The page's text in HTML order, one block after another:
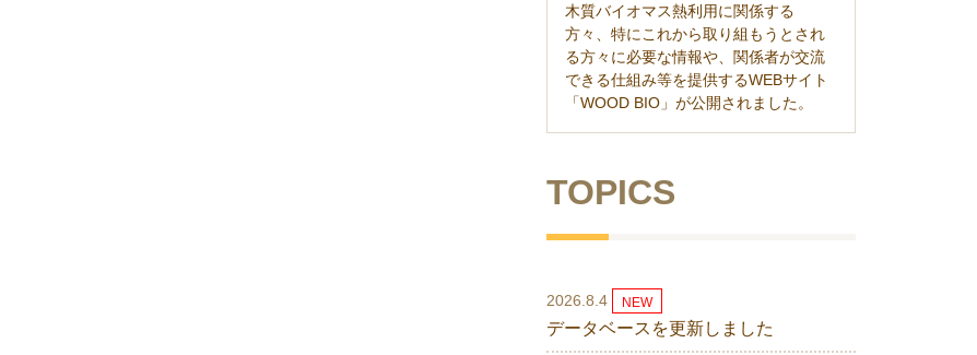
木質バイオマス熱利用に関係する
方々、特にこれから取り組もうとされ
る方々に必要な情報や、関係者が交流
できる仕組み等を提供するWEBサイト
「WOOD BIO」が公開されました。
TOPICS
2026.8.4 NEW
データベースを更新しました